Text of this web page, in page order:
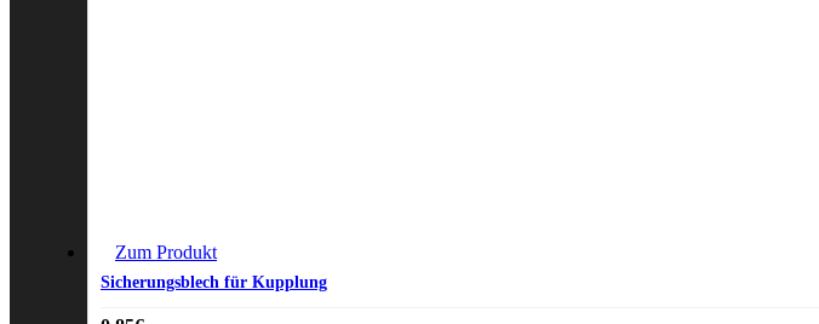
Zum Produkt
Sicherungsblech für Kupplung